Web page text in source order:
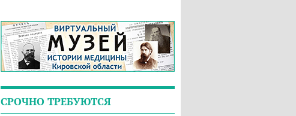
СРОЧНО ТРЕБУЮТСЯ